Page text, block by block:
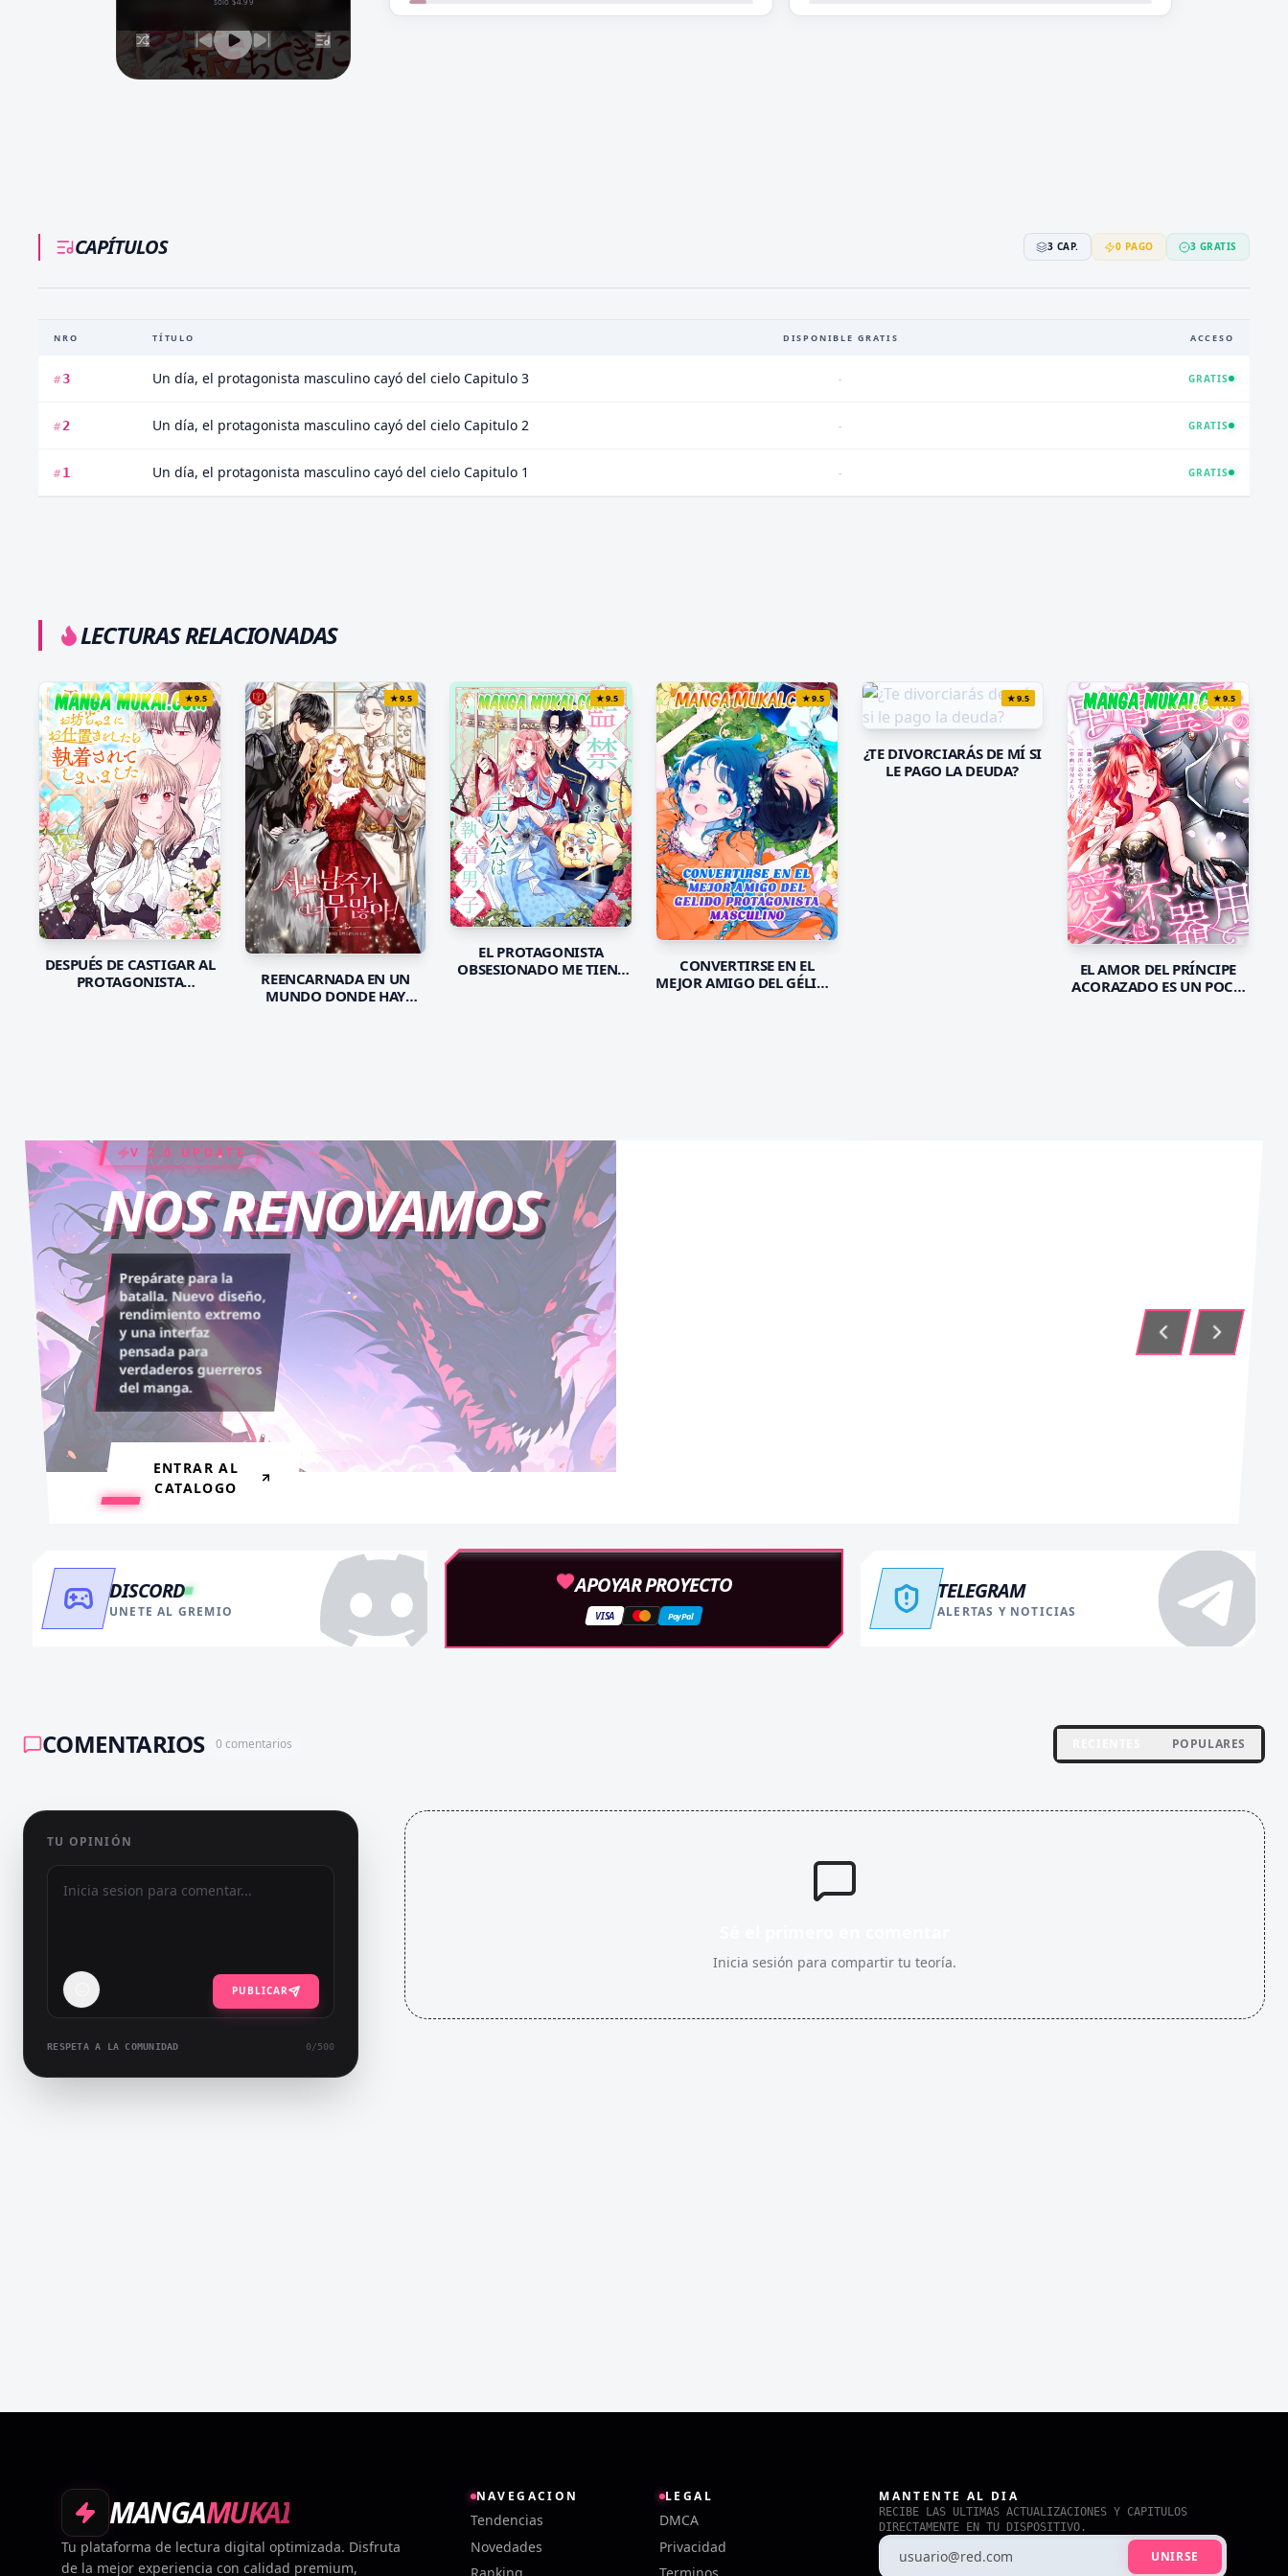
CAPÍTULOS 3 CAP. 0 PAGO 3 GRATIS
NRO TÍTULO DISPONIBLE GRATIS ACCESO
#3 Un día, el protagonista masculino cayó del cielo Capitulo 3 - GRATIS
#2 Un día, el protagonista masculino cayó del cielo Capitulo 2 - GRATIS
# 1 Un día, el protagonista masculino cayó del cielo Capitulo 1 - GRATIS
LECTURAS RELACIONADAS
★9.5
DESPUÉS DE CASTIGAR AL
PROTAGONISTA
★9.5
REENCARNADA EN UN
MUNDO DONDE HAY
★9.5
EL PROTAGONISTA
OBSESIONADO ME TIENE
★9.5
CONVERTIRSE EN EL
MEJOR AMIGO DEL GÉLIDO
★9.5
¿TE DIVORCIARÁS DE MÍ SI
LE PAGO LA DEUDA?
★9.5
EL AMOR DEL PRÍNCIPE
ACORAZADO ES UN POCO
V 2.0 UPDATE
NOS RENOVAMOS
Prepárate para la
batalla. Nuevo diseño,
rendimiento extremo
y una interfaz
pensada para
verdaderos guerreros
del manga.
ENTRAR AL
CATALOGO
COIN RUSH
Desbloquea capítulos
legendarios. Recarga tus
monedas y accede al
contenido más exclusivo
sin límites.
RECARGAR AHORA
ELITE PASS
Asciende al rango máximo.
Experiencia sin anuncios,
descargas infinitas y acceso
anticipado.
VER BENEFICIOS
DISCORD
UNETE AL GREMIO
APOYAR PROYECTO
VISA PayPal
TELEGRAM
ALERTAS Y NOTICIAS
COMENTARIOS 0 comentarios POPULARES
TU OPINIÓN
PUBLICAR
RESPETA A LA COMUNIDAD 0 /500
Inicia sesión para compartir tu teoría.
MANGAMUKAI
Tu plataforma de lectura digital optimizada. Disfruta
de la mejor experiencia con calidad premium,
NAVEGACION
Tendencias
Novedades
LEGAL
DMCA
Privacidad
MANTENTE AL DIA
RECIBE LAS ULTIMAS ACTUALIZACIONES Y CAPITULOS
DIRECTAMENTE EN TU DISPOSITIVO.
UNIRSE